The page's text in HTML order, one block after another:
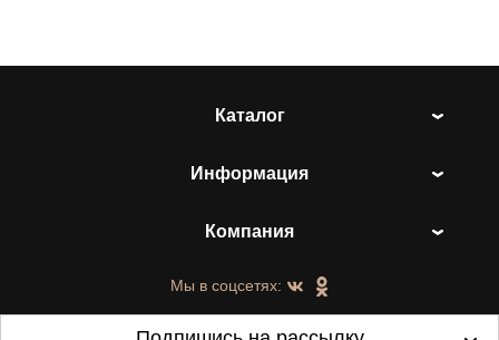
Каталог
Информация
Компания
Мы в соцсетях: